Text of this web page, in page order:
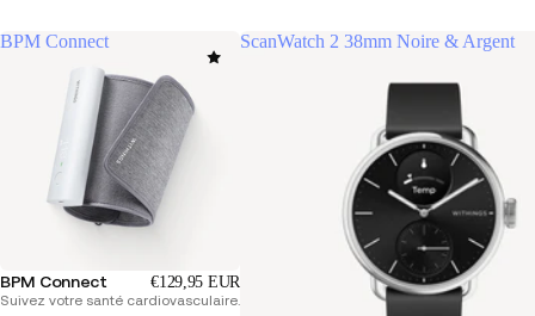
BPM Connect
BPM Connect €129,95 EUR
Suivez votre santé cardiovasculaire.
ScanWatch 2 38mm Noire & Argent